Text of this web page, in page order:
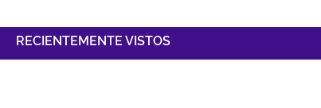
RECIENTEMENTE VISTOS